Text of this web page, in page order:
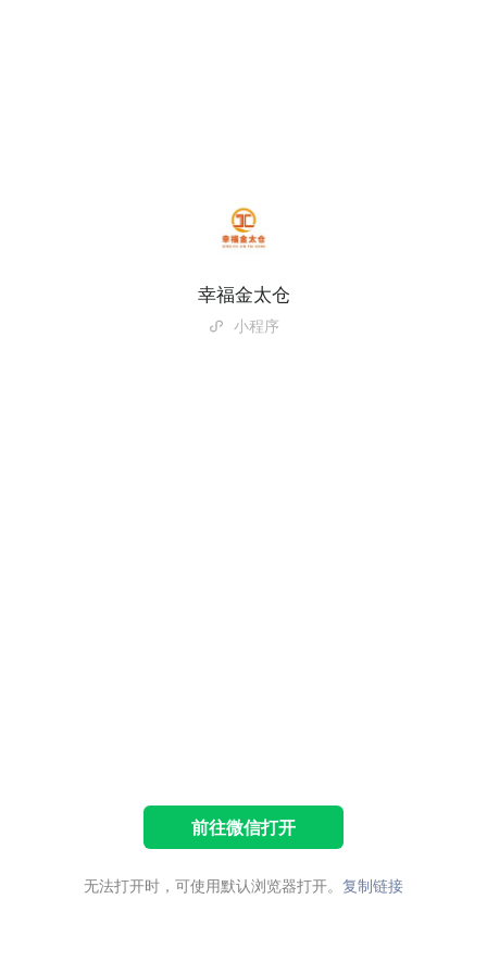
幸福金太仓
小程序
前往微信打开
无法打开时，可使用默认浏览器打开。 复制链接